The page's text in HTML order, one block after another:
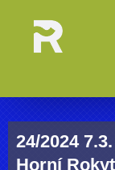
24/2024
Horní